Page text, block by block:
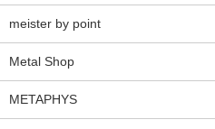
meister by point
Metal Shop
METAPHYS